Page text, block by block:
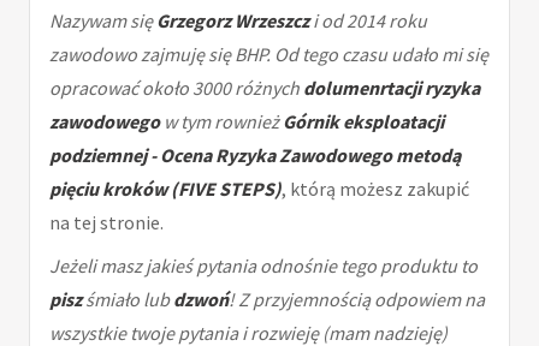
Nazywam sięGrzegorz Wrzeszczi od 2014 roku
zawodowo zajmuję się BHP. Od tego czasu udało mi się
opracować około 3000 różnych dolumenrtacji ryzyka
zawodowegow tym rownieżGórnik eksploatacji
podziemnej - Ocena Ryzyka Zawodowego metodą
pięciu kroków (FIVE STEPS), którą możesz zakupić
na tej stronie.
Jeżeli masz jakieś pytania odnośnie tego produktu to
piszśmiało lubdzwoń! Z przyjemnością odpowiem na
wszystkie twoje pytania i rozwieję (mam nadzieję)